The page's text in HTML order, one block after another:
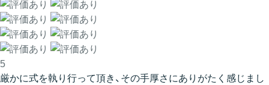
5
厳かに式を執り行って頂き、その手厚さにありがたく感じまし